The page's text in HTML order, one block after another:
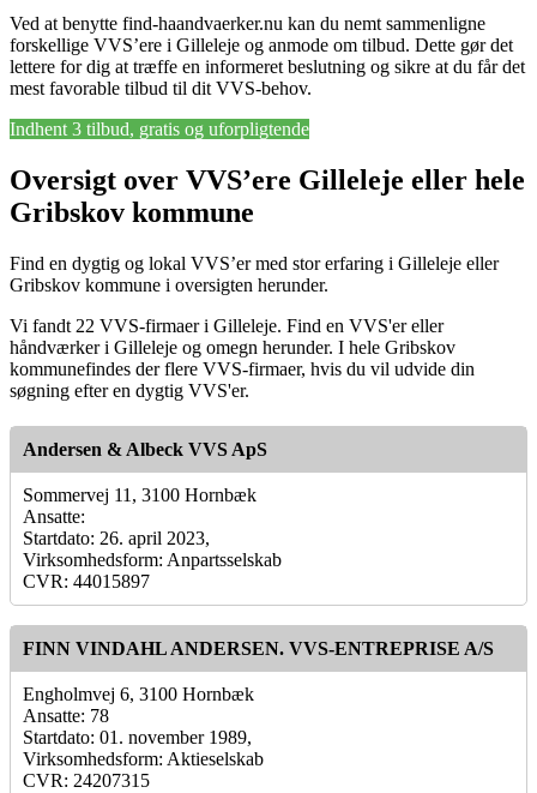
Ved at benytte find-haandvaerker.nu kan du nemt sammenligne
forskellige VVS’ere i Gilleleje og anmode om tilbud. Dette gør det
lettere for dig at træffe en informeret beslutning og sikre at du får det
mest favorable tilbud til dit VVS-behov.
Indhent 3 tilbud, gratis og uforpligtende
Oversigt over VVS’ere Gilleleje eller hele
Gribskov kommune
Find en dygtig og lokal VVS’er med stor erfaring i Gilleleje eller
Gribskov kommune i oversigten herunder.
Vi fandt 22 VVS-firmaer i Gilleleje. Find en VVS'er eller
håndværker i Gilleleje og omegn herunder. I hele Gribskov
kommunefindes der flere VVS-firmaer, hvis du vil udvide din
søgning efter en dygtig VVS'er.
Andersen & Albeck VVS ApS
Sommervej 11, 3100 Hornbæk
Ansatte:
Startdato: 26. april 2023,
Virksomhedsform: Anpartsselskab
CVR: 44015897
FINN VINDAHL ANDERSEN. VVS-ENTREPRISE A/S
Engholmvej 6, 3100 Hornbæk
Ansatte: 78
Startdato: 01. november 1989,
Virksomhedsform: Aktieselskab
CVR: 24207315